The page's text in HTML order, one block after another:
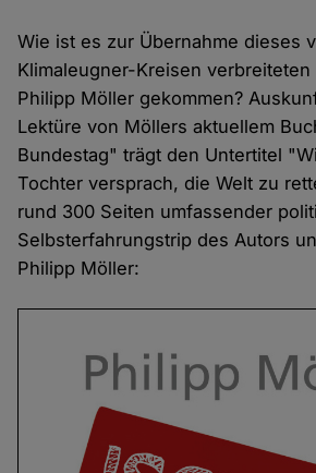
Wie ist es zur Übernahme dieses
Klimaleugner-Kreisen verbreiteten
Philipp Möller gekommen?
Lektüre von Möllers aktuellem
Bundestag" trägt den Untertitel
Tochter versprach, die Welt zu
rund 300 Seiten umfassender
Selbsterfahrungstrip des Autors
Philipp Möller: